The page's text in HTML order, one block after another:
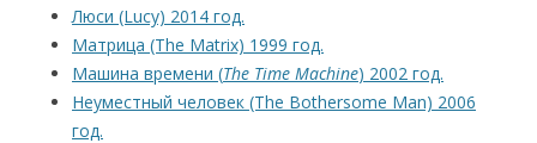
Люси (Lucy) 2014 год.
Матрица (The Matrix) 1999 год.
Машина времени (The Time Machine) 2002 год.
Неуместный человек (The Bothersome Man) 2006
год.